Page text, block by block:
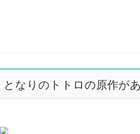
となりのトトロの原作が